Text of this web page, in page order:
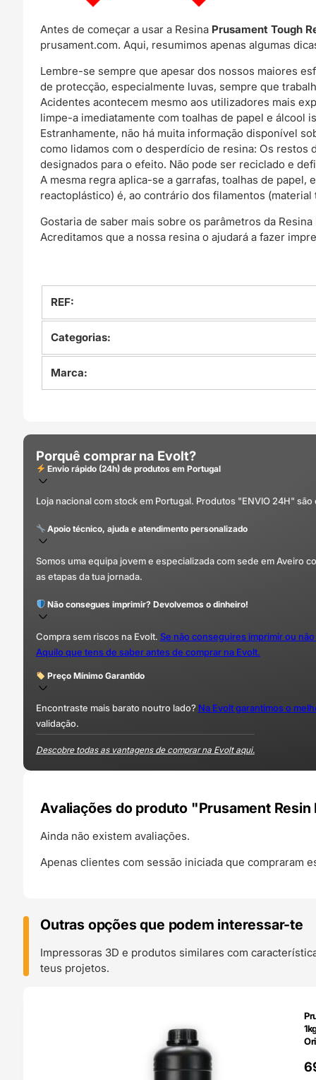
Antes de começar a usar a Resina Prusament Tough
prusament.com. Aqui, resumimos apenas algumas
Lembre-se sempre que apesar dos nossos maiores
de protecção, especialmente luvas, sempre que
Acidentes acontecem mesmo aos utilizadores mais
limpe-a imediatamente com toalhas de papel e álcool
Estranhamente, não há muita informação disponível
como lidamos com o desperdício de resina: Os
designados para o efeito. Não pode ser reciclado e
A mesma regra aplica-se a garrafas, toalhas de papel,
reactoplástico) é, ao contrário dos filamentos
Gostaria de saber mais sobre os parâmetros da Resina
Acreditamos que a nossa resina o ajudará a fazer
REF:
Categorias:
Marca:
Porquê comprar na Evolt?
Envio rápido (24h) de produtos em Portugal
Loja nacional com stock em Portugal. Produtos "ENVIO 24H"
Apoio técnico, ajuda e atendimento personalizado
Somos uma equipa jovem e especializada com sede em Aveiro
as etapas da tua jornada.
Não consegues imprimir? Devolvemos o dinheiro!
Compra sem riscos na Evolt. Se não conseguires imprimir ou
Aquilo que tens de saber antes de comprar na Evolt.
Preço Mínimo Garantido
Encontraste mais barato noutro lado? Na Evolt garantimos o
validação.
Descobre todas as vantagens de comprar na Evolt aqui.
Avaliações do produto "Prusament
Ainda não existem avaliações.
Apenas clientes com sessão iniciada que compraram
Outras opções que podem interessar-te
Impressoras 3D e produtos similares com
teus projetos.